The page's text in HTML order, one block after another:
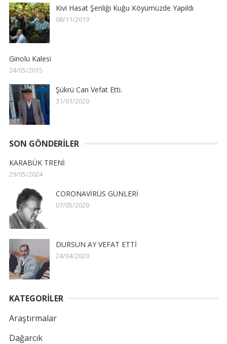
Kivi Hasat Şenliği Kuğu Köyümüzde Yapıldı
08/11/2019
Ginolu Kalesi
24/05/2015
Şükrü Can Vefat Etti.
31/01/2020
SON GÖNDERILER
KARABÜK TRENİ
29/05/2024
CORONAVİRÜS GÜNLERİ
07/05/2020
DURSUN AY VEFAT ETTİ
24/04/2020
KATEGORİLER
Araştırmalar
Dağarcık